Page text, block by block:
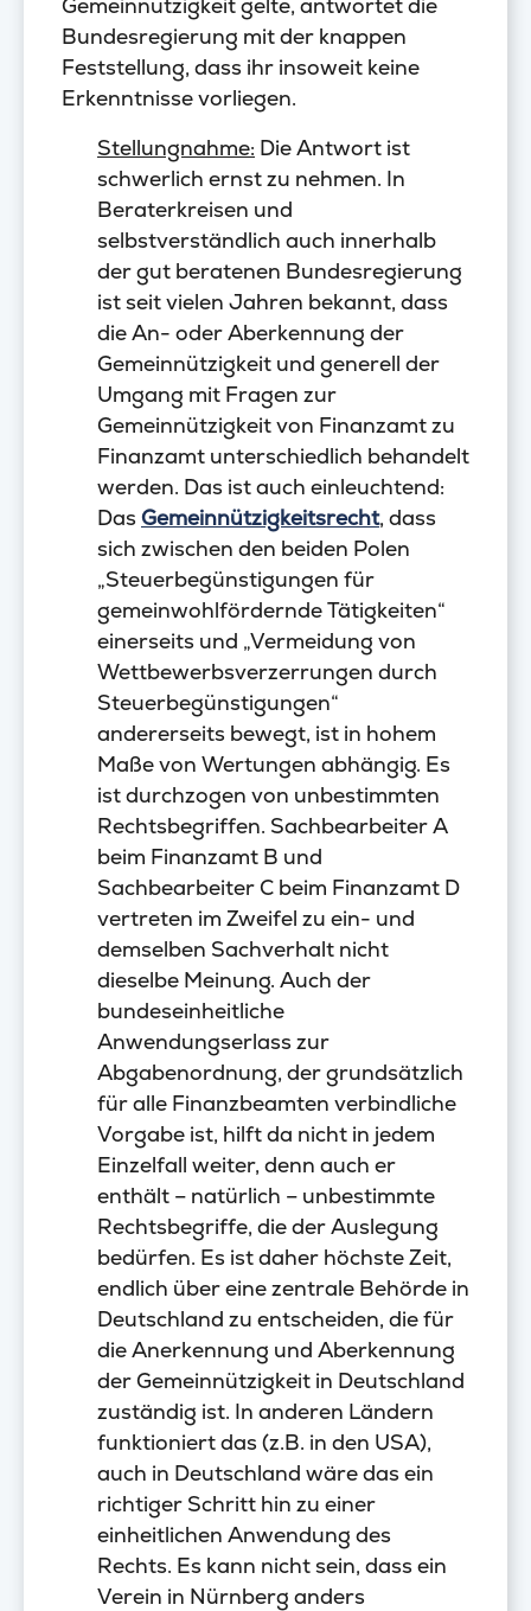
Bundesregierung mit der knappen
Feststellung, dass ihr insoweit keine
Erkenntnisse vorliegen.
Stellungnahme: Die Antwort ist
schwerlich ernst zu nehmen. In
Beraterkreisen und
selbstverständlich auch innerhalb
der gut beratenen Bundesregierung
ist seit vielen Jahren bekannt, dass
die An- oder Aberkennung der
Gemeinnützigkeit und generell der
Umgang mit Fragen zur
Gemeinnützigkeit von Finanzamt zu
Finanzamt unterschiedlich behandelt
werden. Das ist auch einleuchtend:
DasGemeinnützigkeitsrecht, dass
sich zwischen den beiden Polen
„Steuerbegünstigungen für
gemeinwohlfördernde Tätigkeiten“
einerseits und „Vermeidung von
Wettbewerbsverzerrungen durch
Steuerbegünstigungen“
andererseits bewegt, ist in hohem
Maße von Wertungen abhängig. Es
ist durchzogen von unbestimmten
Rechtsbegriffen. Sachbearbeiter A
beim Finanzamt B und
Sachbearbeiter C beim Finanzamt D
vertreten im Zweifel zu ein- und
demselben Sachverhalt nicht
dieselbe Meinung. Auch der
bundeseinheitliche
Anwendungserlass zur
Abgabenordnung, der grundsätzlich
für alle Finanzbeamten verbindliche
Vorgabe ist, hilft da nicht in jedem
Einzelfall weiter, denn auch er
enthält – natürlich – unbestimmte
Rechtsbegriffe, die der Auslegung
bedürfen. Es ist daher höchste Zeit,
endlich über eine zentrale Behörde in
Deutschland zu entscheiden, die für
die Anerkennung und Aberkennung
der Gemeinnützigkeit in Deutschland
zuständig ist. In anderen Ländern
funktioniert das (z.B. in den USA),
auch in Deutschland wäre das ein
richtiger Schritt hin zu einer
einheitlichen Anwendung des
Rechts. Es kann nicht sein, dass ein
Verein in Nürnberg anders